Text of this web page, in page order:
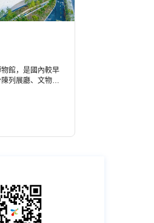
館，是國內較早
列展廳、文物庫